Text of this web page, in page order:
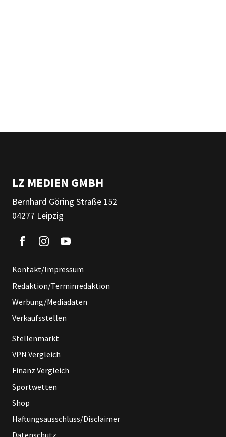
LZ MEDIEN GMBH
Bernhard Göring Straße 152
04277 Leipzig
Kontakt/Impressum
Redaktion/Terminredaktion
Werbung/Mediadaten
Verkaufsstellen
Stellenmarkt
VPN Vergleich
Finanz Vergleich
Sportwetten
Shop
Haftungsausschluss/Disclaimer
Datenschutz